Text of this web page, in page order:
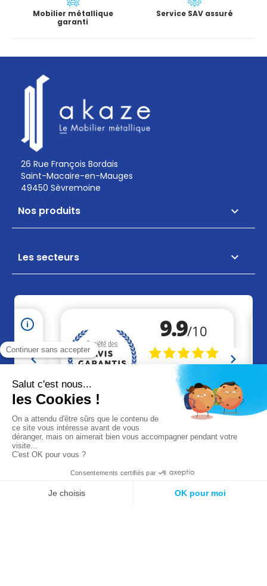
Mobilier métallique
garanti
Service SAV assuré
26 Rue François Bordais
Saint-Macaire-en-Mauges
49450 Sèvremoine
Nos produits 
Les secteurs 
CGU © 2026 Akaze